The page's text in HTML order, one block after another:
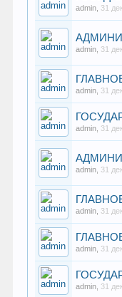
admin 31
admin 31
admin 31
admin 31
admin 31
admin 31
admin 31
admin 31